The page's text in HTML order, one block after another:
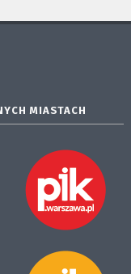
MIASTACH